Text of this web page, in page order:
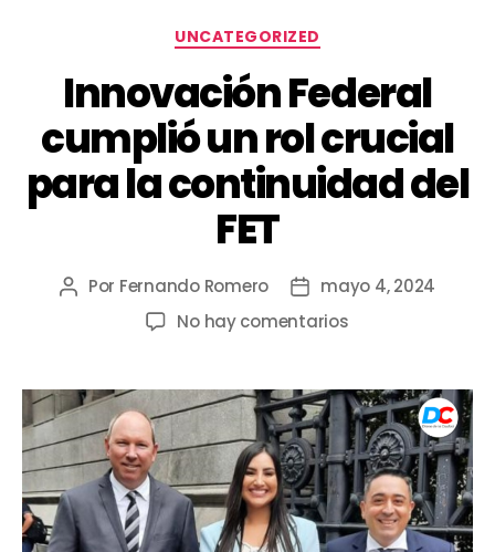
UNCATEGORIZED
Innovación Federal
cumplió un rol crucial
para la continuidad del
FET
Por Fernando Romero
mayo 4, 2024
No hay comentarios